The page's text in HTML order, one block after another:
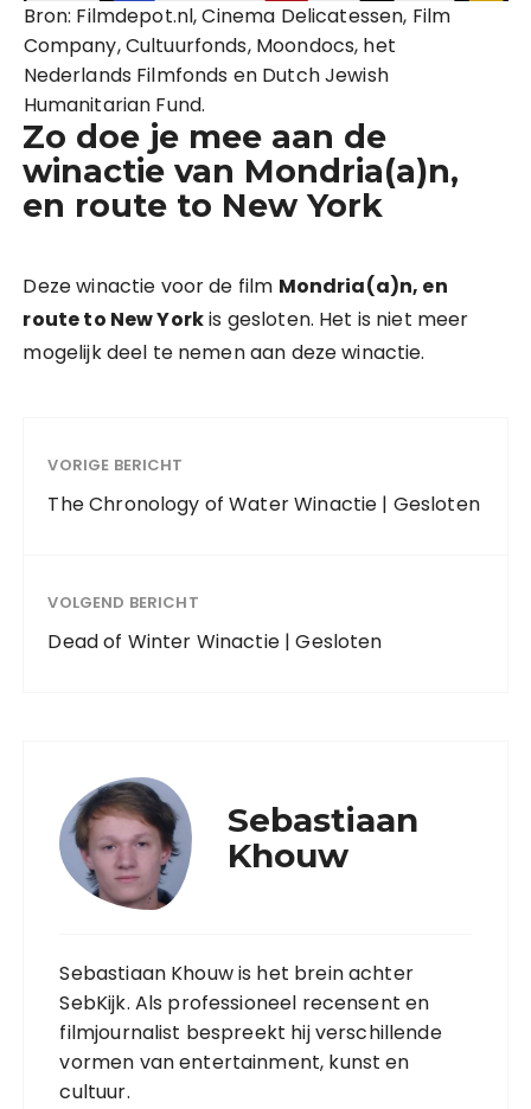
Bron: Filmdepot.nl, Cinema Delicatessen, Film
Company, Cultuurfonds, Moondocs, het
Nederlands Filmfonds en Dutch Jewish
Humanitarian Fund.
Zo doe je mee aan de
winactie van Mondria(a)n,
en route to New York
Deze winactie voor de film Mondria(a)n, en
route to New Yorkis gesloten. Het is niet meer
mogelijk deel te nemen aan deze winactie.
VORIGE BERICHT
The Chronology of Water Winactie | Gesloten
VOLGEND BERICHT
Dead of Winter Winactie | Gesloten
Sebastiaan
Khouw
Sebastiaan Khouw is het brein achter
SebKijk. Als professioneel recensent en
filmjournalist bespreekt hij verschillende
vormen van entertainment, kunst en
cultuur.